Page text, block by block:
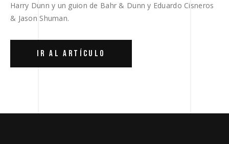
Harry Dunn y un guion de Bahr & Dunn y Eduardo Cisneros
& Jason Shuman.
IR AL ARTÍCULO